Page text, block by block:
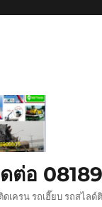
ต่อ
เครน รถเฮี๊ยบ รถสไล